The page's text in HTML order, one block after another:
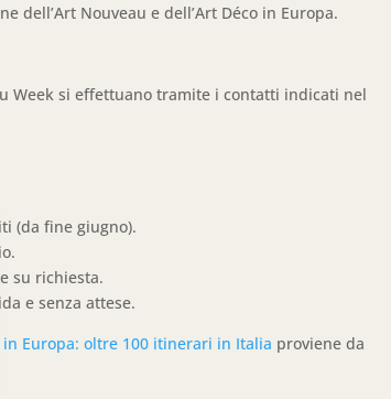
dell’Art Nouveau e dell’Art Déco in Europa.
Week si effettuano tramite i contatti indicati nel
(da fine giugno).
su richiesta.
e senza attese.
Europa: oltre 100 itinerari in Italia proviene da